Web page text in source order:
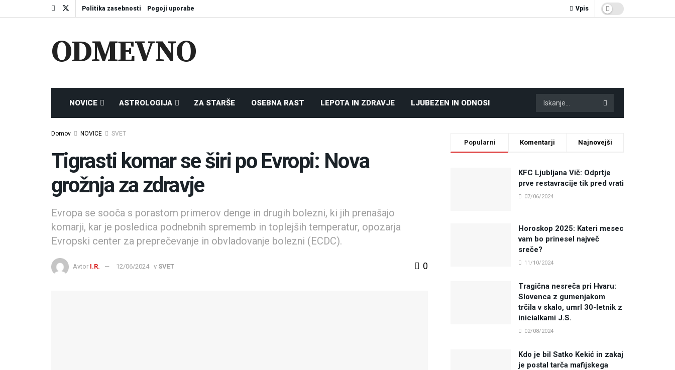
Politika zasebnosti Pogoji uporabe Vpis
ODMEVNO
NOVICE ASTROLOGIJA ZA STARŠE OSEBNA RAST LEPOTA IN ZDRAVJE LJUBEZEN IN ODNOSI
Domov NOVICE SVET
Tigrasti komar se širi po Evropi: Nova
grožnja za zdravje
Evropa se sooča s porastom primerov denge in drugih bolezni, ki jih prenašajo
komarji, kar je posledica podnebnih sprememb in toplejših temperatur, opozarja
Evropski center za preprečevanje in obvladovanje bolezni (ECDC).
Avtor I.R. 12/06/2024 v SVET 0
Popularni Komentarji Najnovejši
KFC Ljubljana Vič: Odprtje
prve restavracije tik pred vrati
07/06/2024
Horoskop 2025: Kateri mesec
vam bo prinesel največ
sreče?
11/10/2024
Tragična nesreča pri Hvaru:
Slovenca z gumenjakom
trčila v skalo, umrl 30-letnik z
inicialkami J.S.
02/08/2024
Kdo je bil Satko Kekić in zakaj
je postal tarča mafijskega